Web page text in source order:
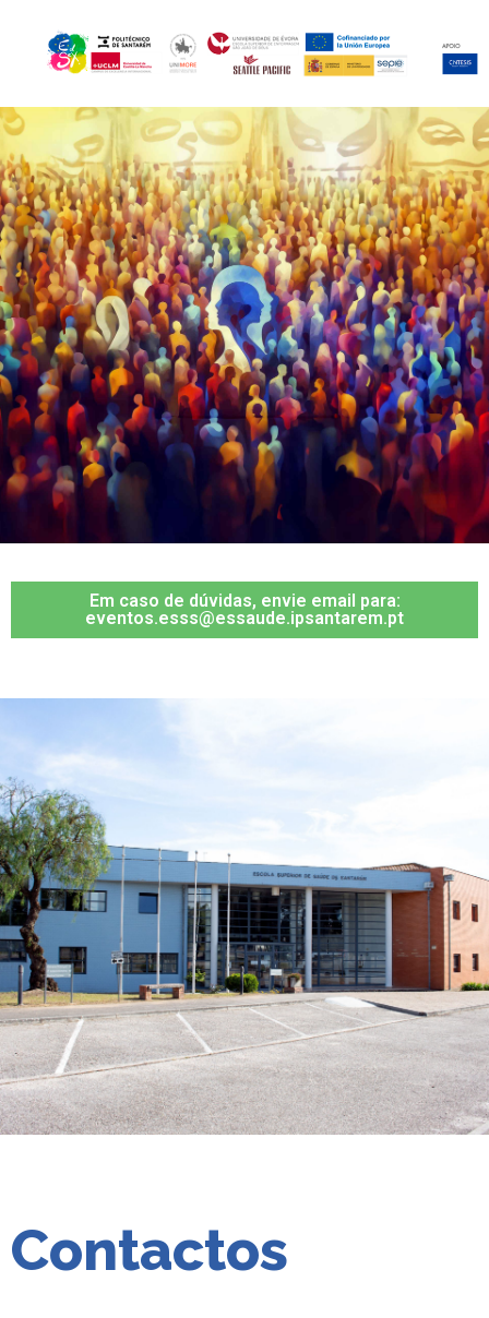
Em caso de dúvidas, envie email para:
eventos.esss@essaude.ipsantarem.pt
Contactos